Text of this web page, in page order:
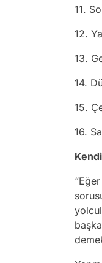
11.
12.
13.
14.
15.
16.